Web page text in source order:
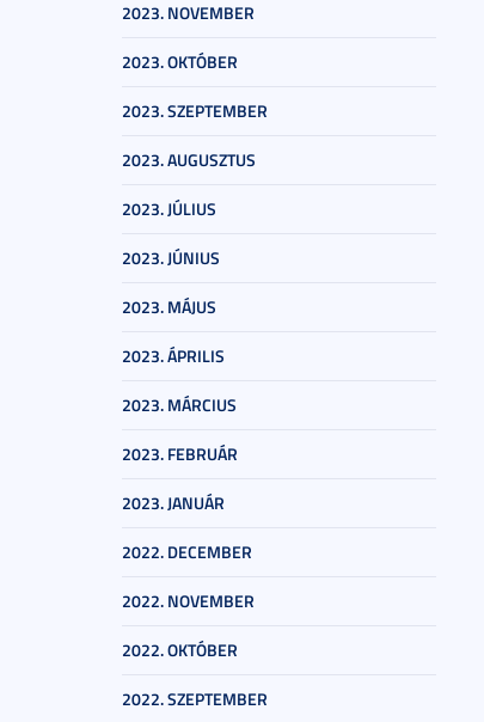
2023. NOVEMBER
2023. OKTÓBER
2023. SZEPTEMBER
2023. AUGUSZTUS
2023. JÚLIUS
2023. JÚNIUS
2023. MÁJUS
2023. ÁPRILIS
2023. MÁRCIUS
2023. FEBRUÁR
2023. JANUÁR
2022. DECEMBER
2022. NOVEMBER
2022. OKTÓBER
2022. SZEPTEMBER